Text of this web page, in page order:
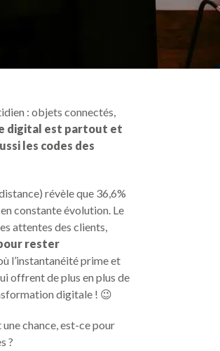
: objets connectés,
digital est partout et
les codes des
révèle que 36,6%
constante évolution. Le
attentes des clients,
rester
l’instantanéité prime et
offrent de plus en plus de
digitale ! 😉
chance, est-ce pour
?